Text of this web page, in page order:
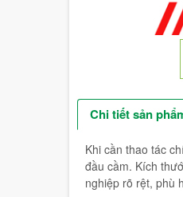
Chi tiết sản
Khi cần thao tác
đầu cầm. Kích
nghiệp rõ rệt, phù